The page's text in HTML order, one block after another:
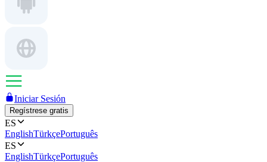
Iniciar Sesión
Regístrese gratis
ES
EnglishTürkçePortuguês
ES
EnglishTürkçePortuguês